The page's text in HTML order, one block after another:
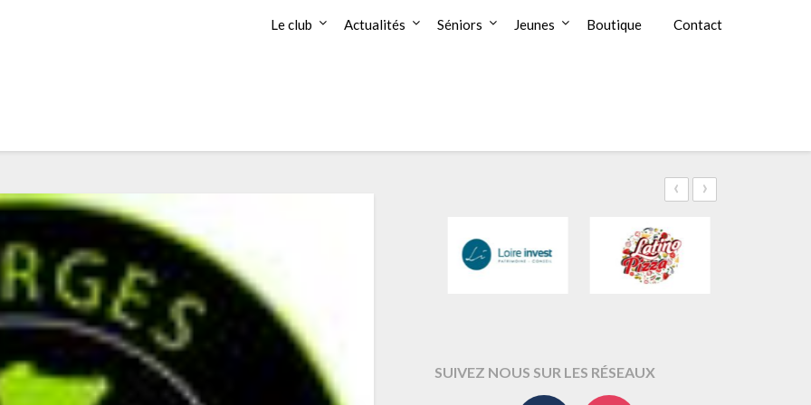
Le club Actualités Séniors Jeunes Boutique Contact
‹ ›
SUIVEZ NOUS SUR LES RÉSEAUX